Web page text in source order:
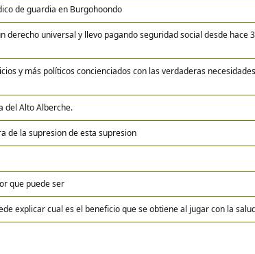
de guardia en Burgohoondo
derecho universal y llevo pagando seguridad social desde hace
y más políticos concienciados con las verdaderas
del Alto Alberche.
de la supresion de esta supresion
que puede ser
explicar cual es el beneficio que se obtiene al jugar con la